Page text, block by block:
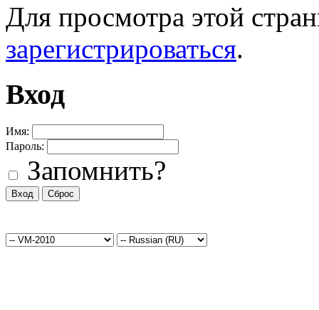
Для просмотра этой
зарегистрироваться.
Вход
Имя:
Пароль:
Запомнить?